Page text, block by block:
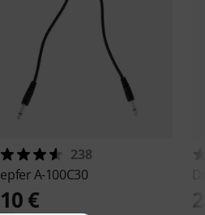
238
A-100C30
€